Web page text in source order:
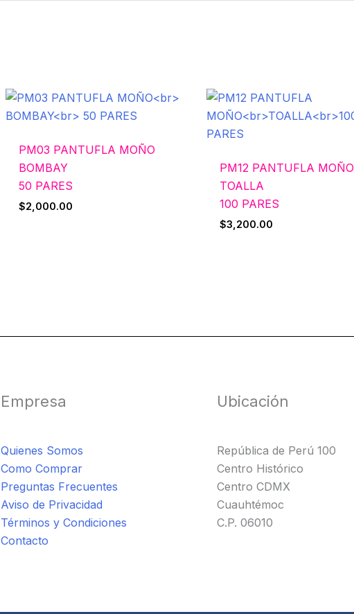
PM03 PANTUFLA MOÑO
BOMBAY
50 PARES
$2,000.00
PM12 PANTUFLA MOÑO
TOALLA
100 PARES
$3,200.00
Empresa
Quienes Somos
Como Comprar
Preguntas Frecuentes
Aviso de Privacidad
Términos y Condiciones
Contacto
Ubicación
República de Perú 100
Centro Histórico
Centro CDMX
Cuauhtémoc
C.P. 06010